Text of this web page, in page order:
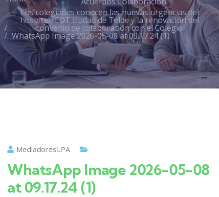
Los colegiados conocen las nuevas urgencias del
hospital ICOT ciudad de Telde y la renovación del
convenio de colaboración con el Colegio
WhatsApp Image 2026-05-08 at 09.17.24 (1)
MediadoresLPA
WhatsApp Image 2026-05-08
at 09.17.24 (1)